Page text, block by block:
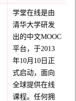
学堂在线是由
清华大学研发
出的中文MOOC
平台，于2013
年10月10日正
式启动，面向
全球提供在线
课程。任何拥